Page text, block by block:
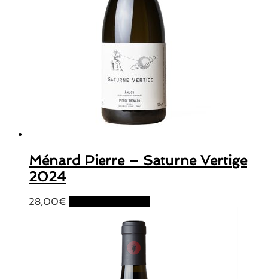
Ménard Pierre – Saturne Vertige
2024
28,00€